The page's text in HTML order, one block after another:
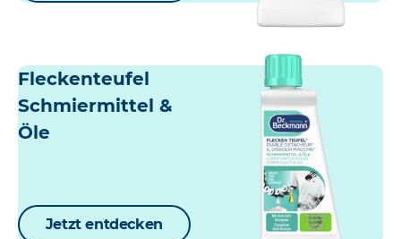
Fleckenteufel
Schmiermittel &
Öle
Jetzt entdecken